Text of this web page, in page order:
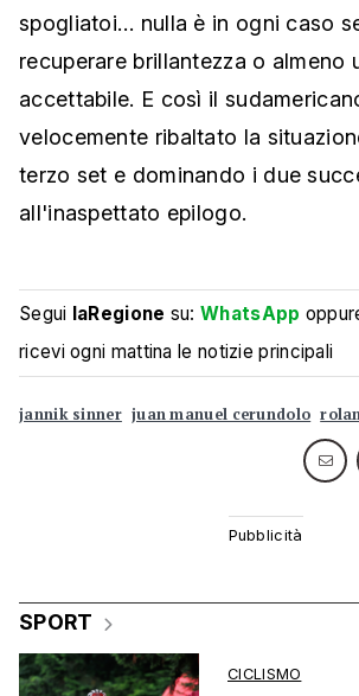
spogliatoi… nulla è in ogni caso
recuperare brillantezza o almeno
accettabile. E così il
velocemente ribaltato la
terzo set e dominando i due
all'inaspettato epilogo.
Segui laRegione su:WhatsApp
ricevi ogni mattina le notizie principali
jannik sinner juan manuel cerundolo
SPORT
CICLISMO